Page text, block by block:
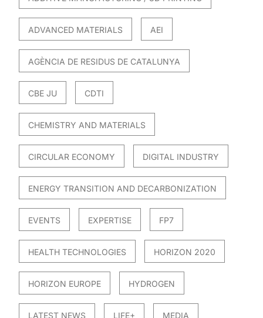
ADVANCED MATERIALS AEI
AGÈNCIA DE RESIDUS DE CATALUNYA
CBE JU CDTI
CHEMISTRY AND MATERIALS
CIRCULAR ECONOMY DIGITAL INDUSTRY
ENERGY TRANSITION AND DECARBONIZATION
EVENTS EXPERTISE FP7
HEALTH TECHNOLOGIES HORIZON 2020
HORIZON EUROPE HYDROGEN
LATEST NEWS LIFE+ MEDIA